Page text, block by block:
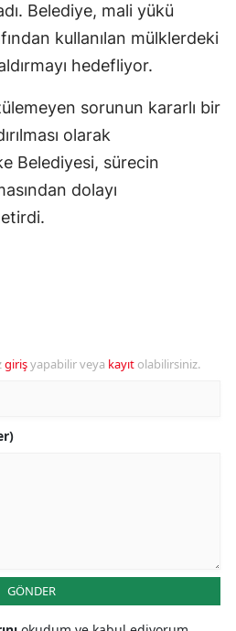
Belediye, mali yükü
kullanılan mülklerdeki
hedefliyor.
sorunun kararlı bir
olarak
Belediyesi, sürecin
dolayı
girişyapabilir veya kayıt olabilirsiniz.
GÖNDER